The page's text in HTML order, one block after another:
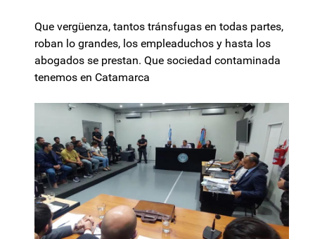
Que vergüenza, tantos tránsfugas en todas partes,
roban lo grandes, los empleaduchos y hasta los
abogados se prestan. Que sociedad contaminada
tenemos en Catamarca